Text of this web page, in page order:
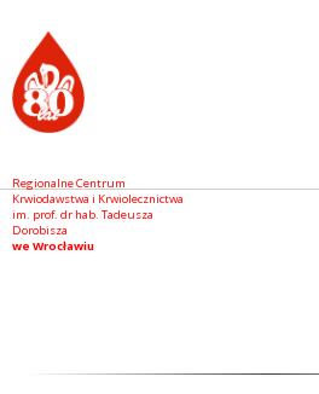
Regionalne Centrum
Krwiodawstwa i Krwiolecznictwa
im. prof. dr hab. Tadeusza
Dorobisza
we Wrocławiu